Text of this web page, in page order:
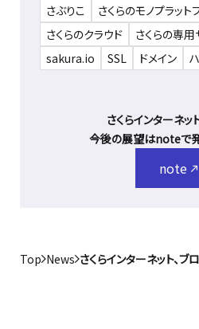
さぶりこ
さくらのモノプラット
さくらのクラウド
さくらの専
sakura.io
SSL ドメイン
さくらインターネッ
今後の展望はnoteで発
note
Top News さくらインターネット、